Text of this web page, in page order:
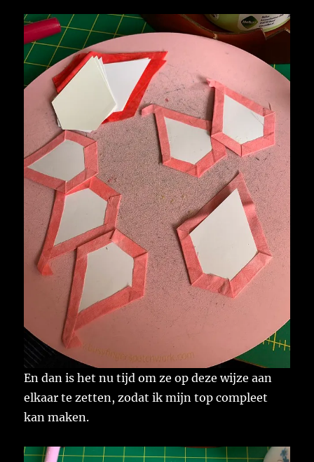
En dan is het nu tijd om ze op deze wijze aan
elkaar te zetten, zodat ik mijn top compleet
kan maken.